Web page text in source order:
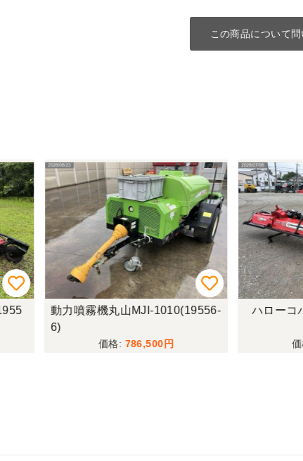
この商品について
動力噴霧機丸山MJI-1010(19556-
786,500
ハローコバシ